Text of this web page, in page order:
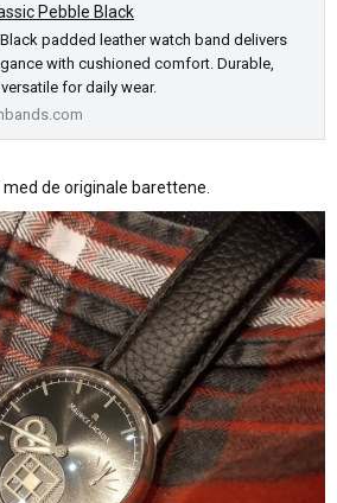
Pebble Black
padded leather watch band delivers
with cushioned comfort. Durable,
for daily wear.
de originale barettene.